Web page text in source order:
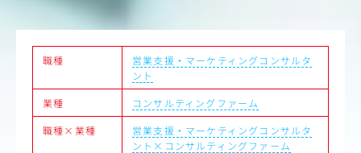
案件の“入口”を作る責任者
クライアント課題の翻訳者
条件設計者（単価・契約・スキーム）
勝てる案件を選別するフィルター
・期待
高収益かつ継続可能な案件を創出し続ける状態
初速で成果が出る案件を設計できている状態
勝てる案件の言語化・再現性がある状態
職種
営業支援・マーケティングコンサルタ
ント
業種
コンサルティングファーム
職種×業種
営業支援・マーケティングコンサルタ
ント×コンサルティングファーム